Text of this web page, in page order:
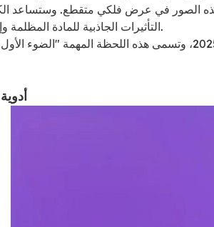
الصور في عرض فلكي متقطع. وستساعد
التأثيرات الجاذبية للمادة المظلمة وإنشاء الخريطة ثلاثية الأبعاد الأكثر تفصيلاً لمجرة درب التبانة حتى الآن.
إذا سارت الأمور بسلاسة، فسوف يلتقط هذا التلسكوب أول صورة علمية له
3.